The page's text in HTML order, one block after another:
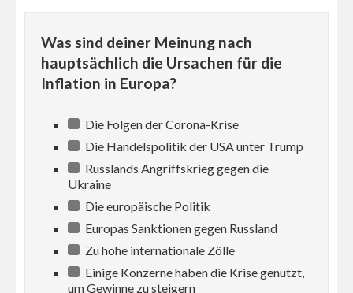
Was sind deiner Meinung nach
hauptsächlich die Ursachen für die
Inflation in Europa?
Die Folgen der Corona-Krise
Die Handelspolitik der USA unter Trump
Russlands Angriffskrieg gegen die
Ukraine
Die europäische Politik
Europas Sanktionen gegen Russland
Zu hohe internationale Zölle
Einige Konzerne haben die Krise genutzt,
um Gewinne zu steigern